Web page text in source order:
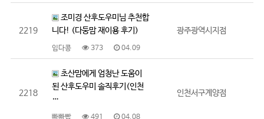
2219
조미경 산후도우미님 추천합
니다! (다둥맘 재이용 후기)
임다콩 373 04.09
광주광역시지점
2218
초산맘에게 엄청난 도움이
된 산후도우미 솔직후기(인천
…
빠빠빱 491 04.08
인천서구계양점